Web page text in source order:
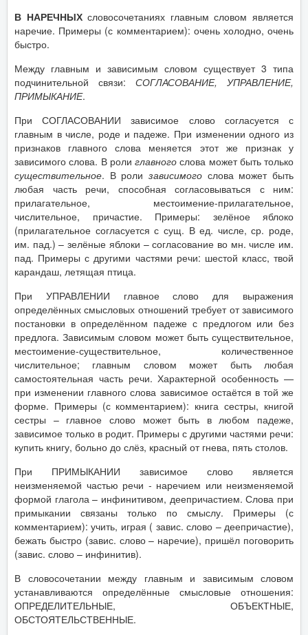
В НАРЕЧНЫХсловосочетаниях главным словом является
наречие. Примеры (с комментарием): очень холодно, очень
быстро.
Между главным и зависимым словом существует 3 типа
подчинительной связи: СОГЛАСОВАНИЕ, УПРАВЛЕНИЕ,
ПРИМЫКАНИЕ.
При СОГЛАСОВАНИИ зависимое слово согласуется с
главным в числе, роде и падеже. При изменении одного из
признаков главного слова меняется этот же признак у
зависимого слова. В роли главного слова может быть только
существительное. В роли зависимого слова может быть
любая часть речи, способная согласовываться с ним:
прилагательное, местоимение-прилагательное,
числительное, причастие. Примеры: зелёное яблоко
(прилагательное согласуется с сущ. В ед. числе, ср. роде,
им. пад.) – зелёные яблоки – согласование во мн. числе им.
пад. Примеры с другими частями речи: шестой класс, твой
карандаш, летящая птица.
При УПРАВЛЕНИИ главное слово для выражения
определённых смысловых отношений требует от зависимого
постановки в определённом падеже с предлогом или без
предлога. Зависимым словом может быть существительное,
местоимение-существительное, количественное
числительное; главным словом может быть любая
самостоятельная часть речи. Характерной особенность —
при изменении главного слова зависимое остаётся в той же
форме. Примеры (с комментарием): книга сестры, книгой
сестры – главное слово может быть в любом падеже,
зависимое только в родит. Примеры с другими частями речи:
купить книгу, больно до слёз, красный от гнева, пять столов.
При ПРИМЫКАНИИ зависимое слово является
неизменяемой частью речи - наречием или неизменяемой
формой глагола – инфинитивом, деепричастием. Слова при
примыкании связаны только по смыслу. Примеры (с
комментарием): учить, играя ( завис. слово – деепричастие),
бежать быстро (завис. слово – наречие), пришёл поговорить
(завис. слово – инфинитив).
В словосочетании между главным и зависимым словом
устанавливаются определённые смысловые отношения:
ОПРЕДЕЛИТЕЛЬНЫЕ, ОБЪЕКТНЫЕ,
ОБСТОЯТЕЛЬСТВЕННЫЕ.